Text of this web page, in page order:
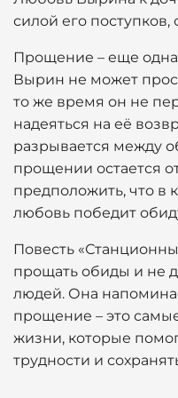
силой его
Прощение – еще
Вырин не может
то же время он не
надеяться на её
разрывается между
прощении остается
предположить, что в
любовь победит
Повесть
прощать обиды и не
людей. Она
прощение – это
жизни, которые
трудности и